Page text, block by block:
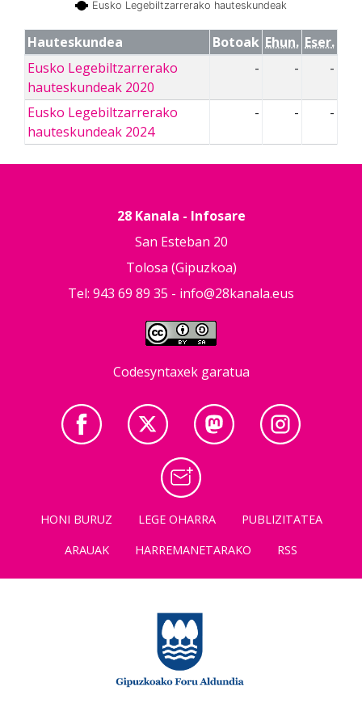
Eusko Legebiltzarrerako hauteskundeak
Hauteskundea Botoak Ehun. Eser.
Eusko Legebiltzarrerako
hauteskundeak 2020
- - -
Eusko Legebiltzarrerako
hauteskundeak 2024
- - -
28 Kanala - Infosare
San Esteban 20
Tolosa (Gipuzkoa)
Tel: 943 69 89 35 - info@28kanala.eus
Codesyntaxek garatua
HONI BURUZ LEGE OHARRA
PUBLIZITATEA
ARAUAK
HARREMANETARAKO RSS